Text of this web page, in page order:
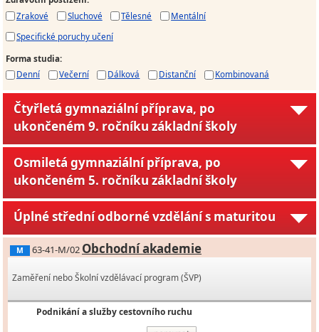
Zrakové
Sluchové Tělesné
Mentální
Specifické poruchy učení
Forma studia:
Denní
Večerní Dálková Distanční Kombinovaná
Čtyřletá gymnaziální příprava, po
ukončeném 9. ročníku základní školy
Osmiletá gymnaziální příprava, po
ukončeném 5. ročníku základní školy
Úplné střední odborné vzdělání s maturitou
M 63-41-M/02 Obchodní akademie
Zaměření nebo Školní vzdělávací program (ŠVP)
Podnikání a služby cestovního ruchu